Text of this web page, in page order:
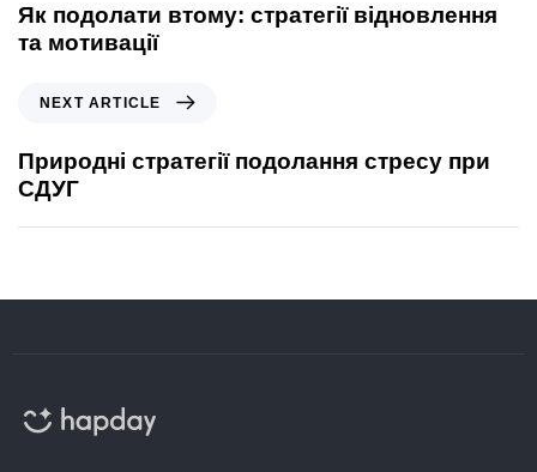
Як подолати втому: стратегії відновлення
та мотивації
NEXT ARTICLE
Природні стратегії подолання стресу при
СДУГ